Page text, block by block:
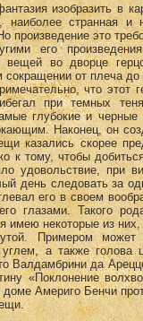
изобразить в
наиболее странная и
произведение это
его
вещей во дворце
сокращении от плеча
что
при темных
глубокие и черные
Наконец, он
казались скорее
к тому, чтобы
удовольствие, при
день следовать за
его в своем
глазами. Такого
имею некоторые из
Примером может
углем, а также голова
Валдамбрини да
«Поклонение
Америго Бенчи